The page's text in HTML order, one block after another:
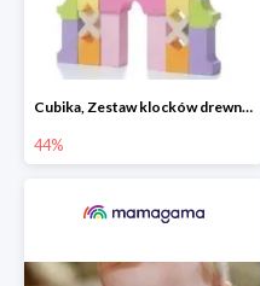
Cubika, Zestaw klocków drewnianych 28 elem.
44%